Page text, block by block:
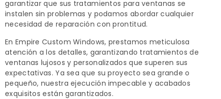
garantizar que sus tratamientos para ventanas se
instalen sin problemas y podamos abordar cualquier
necesidad de reparación con prontitud.
En Empire Custom Windows, prestamos meticulosa
atención a los detalles, garantizando tratamientos de
ventanas lujosos y personalizados que superen sus
expectativas. Ya sea que su proyecto sea grande o
pequeño, nuestra ejecución impecable y acabados
exquisitos están garantizados.